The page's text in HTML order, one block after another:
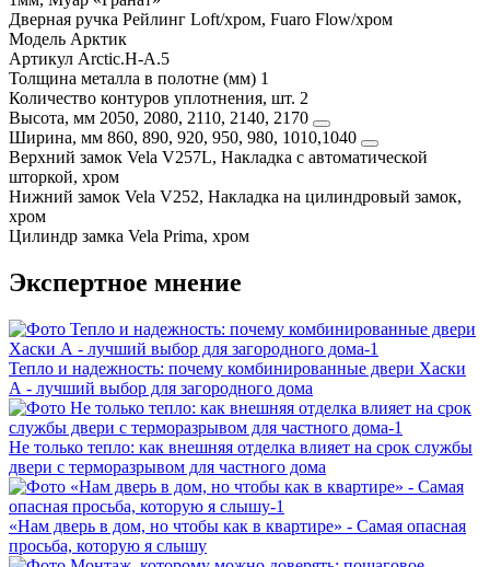
Дверная ручка Рейлинг Loft/хром, Fuaro Flow/хром
Модель Арктик
Артикул Arctic.H-A.5
Толщина металла в полотне (мм) 1
Количество контуров уплотнения, шт. 2
Высота, мм 2050, 2080, 2110, 2140, 2170
Ширина, мм 860, 890, 920, 950, 980, 1010,1040
Верхний замок Vela V257L, Накладка с автоматической
шторкой, хром
Нижний замок Vela V252, Накладка на цилиндровый замок,
хром
Цилиндр замка Vela Prima, хром
Экспертное мнение
Тепло и надежность: почему комбинированные двери Хаски
А - лучший выбор для загородного дома
Не только тепло: как внешняя отделка влияет на срок службы
двери с терморазрывом для частного дома
«Нам дверь в дом, но чтобы как в квартире» - Самая опасная
просьба, которую я слышу